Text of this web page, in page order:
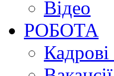
Відео
РОБОТА
Кадрові